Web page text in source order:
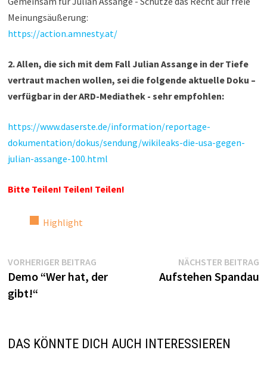
Meinungsäußerung:
https://action.amnesty.at/
2. Allen, die sich mit dem Fall Julian Assange in der Tiefe
vertraut machen wollen, sei die folgende aktuelle Doku –
verfügbar in der ARD-Mediathek - sehr empfohlen:
https://www.daserste.de/information/reportage-
dokumentation/dokus/sendung/wikileaks-die-usa-gegen-
julian-assange-100.html
Bitte Teilen! Teilen! Teilen!
Highlight
Beitragsnavigation
VORHERIGER BEITRAGVorheriger
Beitrag:
Demo “Wer hat, der
gibt!“
NÄCHSTER BEITRAG
Aufstehen Spandau
DAS KÖNNTE DICH AUCH INTERESSIEREN